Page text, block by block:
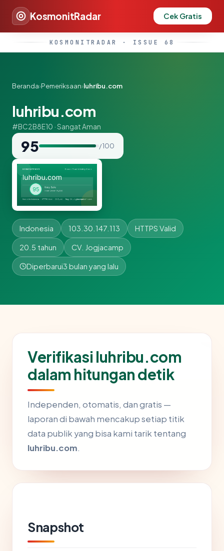
KosmonitRadar Cek Gratis
KOSMONITRADAR · ISSUE 68
Beranda›Pemeriksaan›luhribu.com
luhribu.com
#BC2B8E10 · Sangat Aman
95 / 100
Indonesia 103.30.147.113 HTTPS Valid
20.5 tahun CV. Jogjacamp
Diperbarui3 bulan yang lalu
Verifikasi luhribu.com
dalam hitungan detik
Independen, otomatis, dan gratis —
laporan di bawah mencakup setiap titik
data publik yang bisa kami tarik tentang
luhribu.com.
Snapshot